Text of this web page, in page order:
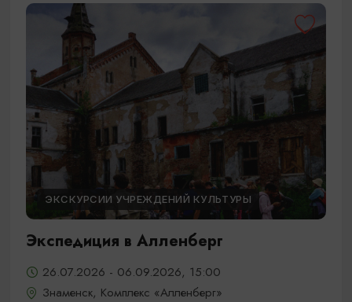
ЭКСКУРСИИ УЧРЕЖДЕНИЙ КУЛЬТУРЫ
Экспедиция в Алленберг
26.07.2026 - 06.09.2026, 15:00
Знаменск, Комплекс «Алленберг»